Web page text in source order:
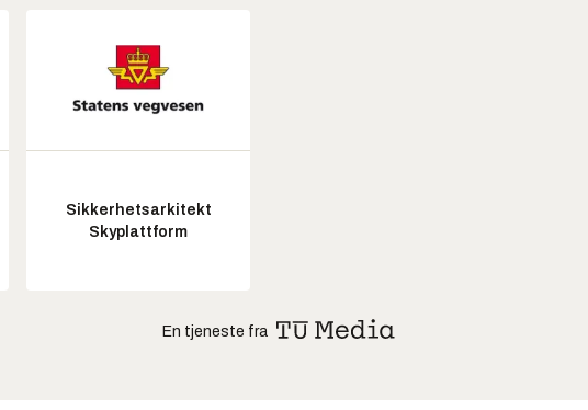
Sikkerhetsarkitekt
Skyplattform
En tjeneste fra